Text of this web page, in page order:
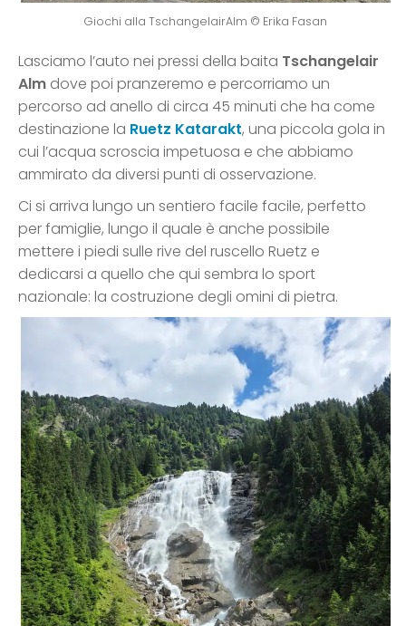
Giochi alla TschangelairAlm © Erika Fasan
Lasciamo l’auto nei pressi della baita Tschangelair
Alm dove poi pranzeremo e percorriamo un
percorso ad anello di circa 45 minuti che ha come
destinazione la Ruetz Katarakt, una piccola gola in
cui l’acqua scroscia impetuosa e che abbiamo
ammirato da diversi punti di osservazione.
Ci si arriva lungo un sentiero facile facile, perfetto
per famiglie, lungo il quale è anche possibile
mettere i piedi sulle rive del ruscello Ruetz e
dedicarsi a quello che qui sembra lo sport
nazionale: la costruzione degli omini di pietra.